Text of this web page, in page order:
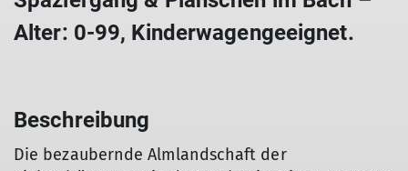
Alter: 0-99, Kinderwagengeeignet.
Beschreibung
Die bezaubernde Almlandschaft der